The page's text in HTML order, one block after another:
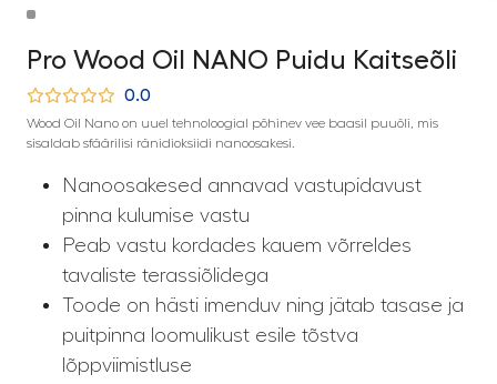
Pro Wood Oil NANO Puidu Kaitseõli
0.0
Wood Oil Nano on uuel tehnoloogial põhinev vee baasil puuõli, mis
sisaldab sfäärilisi ränidioksiidi nanoosakesi.
Nanoosakesed annavad vastupidavust
pinna kulumise vastu
Peab vastu kordades kauem võrreldes
tavaliste terassiõlidega
Toode on hästi imenduv ning jätab tasase ja
puitpinna loomulikust esile tõstva
lõppviimistluse